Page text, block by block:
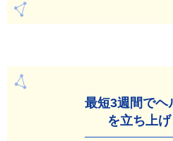
最短3週間でヘ
を立ち上